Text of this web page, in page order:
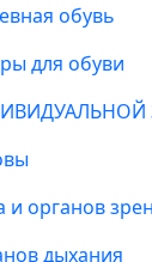
обувь
для обуви
и органов
дыхания